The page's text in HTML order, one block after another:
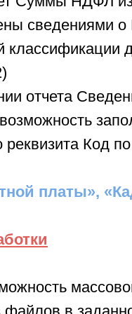
сведениями
классификации
отчета
реквизита Код
платы»,